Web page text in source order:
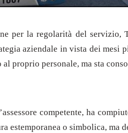
per la regolarità del servizio,
aziendale in vista dei
proprio personale, ma sta
competente, ha
estemporanea o simbolica,